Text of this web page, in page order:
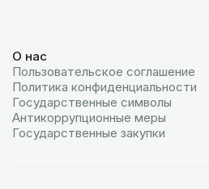
О нас
Пользовательское соглашение
Политика конфиденциальности
Государственные символы
Антикоррупционные меры
Государственные закупки